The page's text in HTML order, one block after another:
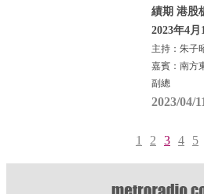
績期 港股
2023年4月
主持：朱子
嘉賓：南方
副總
2023/04/
1 2 3 4 5